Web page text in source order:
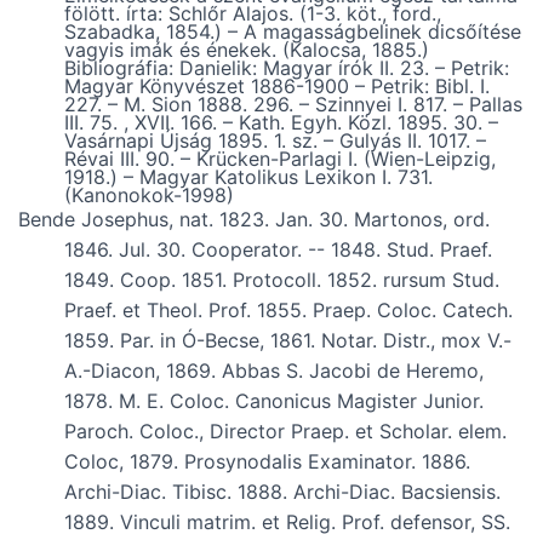
fölött. írta: Schlőr Alajos. (1-3. köt., ford.,
Szabadka, 1854.) – A magasságbelinek dicsőítése
vagyis imák és énekek. (Kalocsa, 1885.)
Bibliográfia: Danielik: Magyar írók II. 23. – Petrik:
Magyar Könyvészet 1886-1900 – Petrik: Bibl. I.
227. – M. Sion 1888. 296. – Szinnyei I. 817. – Pallas
III. 75. , XVII. 166. – Kath. Egyh. Közl. 1895. 30. –
Vasárnapi Újság 1895. 1. sz. – Gulyás II. 1017. –
Révai III. 90. – Krücken-Parlagi I. (Wien-Leipzig,
1918.) – Magyar Katolikus Lexikon I. 731.
(Kanonokok-1998)
Bende Josephus, nat. 1823. Jan. 30. Martonos, ord.
1846. Jul. 30. Cooperator. -- 1848. Stud. Praef.
1849. Coop. 1851. Protocoll. 1852. rursum Stud.
Praef. et Theol. Prof. 1855. Praep. Coloc. Catech.
1859. Par. in Ó-Becse, 1861. Notar. Distr., mox V.-
A.-Diacon, 1869. Abbas S. Jacobi de Heremo,
1878. M. E. Coloc. Canonicus Magister Junior.
Paroch. Coloc., Director Praep. et Scholar. elem.
Coloc, 1879. Prosynodalis Examinator. 1886.
Archi-Diac. Tibisc. 1888. Archi-Diac. Bacsiensis.
1889. Vinculi matrim. et Relig. Prof. defensor, SS.